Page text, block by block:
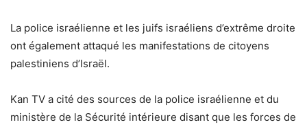
La police israélienne et les juifs israéliens d’extrême droite
ont également attaqué les manifestations de citoyens
palestiniens d’Israël.
Kan TV a cité des sources de la police israélienne et du
ministère de la Sécurité intérieure disant que les forces de